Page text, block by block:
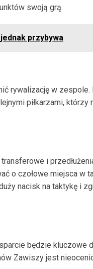
swoją grą.
przybywa
rywalizację w zespole.
piłkarzami, którzy
i
o czołowe miejsca w
nacisk na taktykę i
będzie kluczowe
Zawiszy jest